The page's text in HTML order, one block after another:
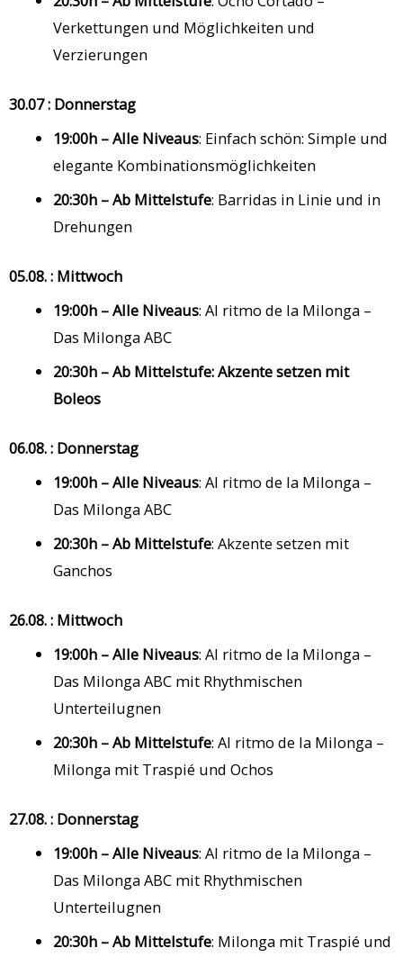
Verkettungen und Möglichkeiten und
Verzierungen
30.07 : Donnerstag
19:00h – Alle Niveaus: Einfach schön: Simple und
elegante Kombinationsmöglichkeiten
20:30h – Ab Mittelstufe: Barridas in Linie und in
Drehungen
05.08. : Mittwoch
19:00h – Alle Niveaus: Al ritmo de la Milonga –
Das Milonga ABC
20:30h – Ab Mittelstufe:Akzente setzen mit
Boleos
06.08. : Donnerstag
19:00h – Alle Niveaus: Al ritmo de la Milonga –
Das Milonga ABC
20:30h – Ab Mittelstufe: Akzente setzen mit
Ganchos
26.08. : Mittwoch
19:00h – Alle Niveaus: Al ritmo de la Milonga –
Das Milonga ABC mit Rhythmischen
Unterteilugnen
20:30h – Ab Mittelstufe: Al ritmo de la Milonga –
Milonga mit Traspié und Ochos
27.08. : Donnerstag
19:00h – Alle Niveaus: Al ritmo de la Milonga –
Das Milonga ABC mit Rhythmischen
Unterteilugnen
20:30h – Ab Mittelstufe: Milonga mit Traspié und